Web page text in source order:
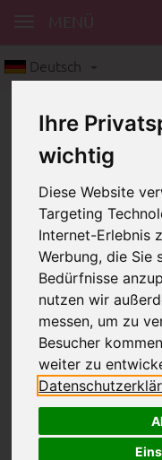
Ihre
wichtig
Diese Website
Targeting
Internet-Erlebnis
Werbung, die Sie
Bedürfnisse
nutzen wir
messen, um zu
Besucher
weiter zu
Deutsch